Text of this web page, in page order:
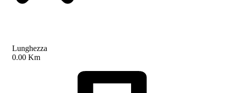
Lunghezza
0.00 Km